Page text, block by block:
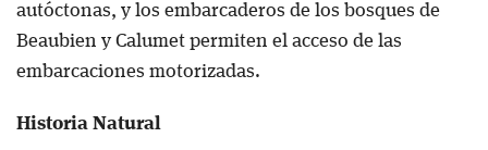
autóctonas, y los embarcaderos de los bosques de
Beaubien y Calumet permiten el acceso de las
embarcaciones motorizadas.
Historia Natural